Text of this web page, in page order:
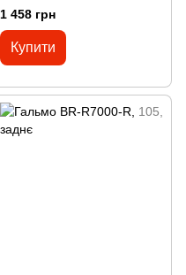
1 458 грн
Купити